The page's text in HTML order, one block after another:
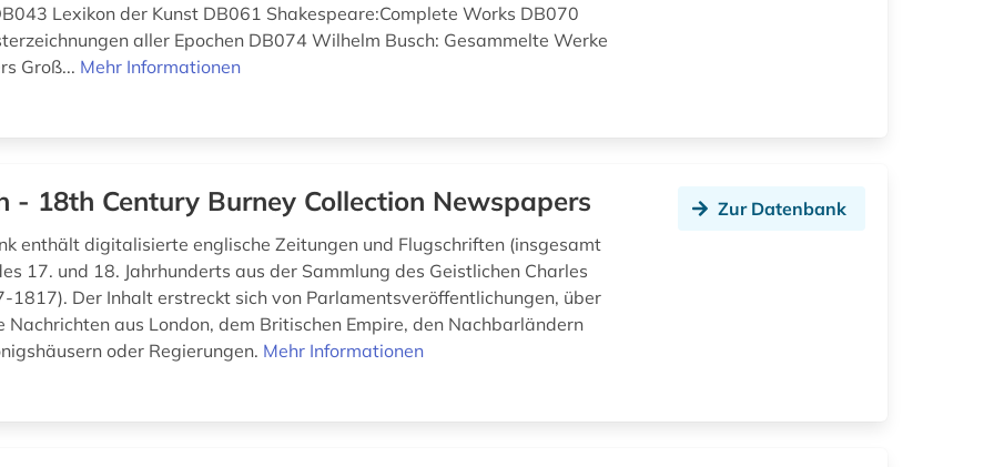
Lexikon der Kunst DB061 Shakespeare:Complete Works DB070
aller Epochen DB074 Wilhelm Busch: Gesammelte Werke
Groß... Mehr Informationen
- 18th Century Burney Collection Newspapers
enthält digitalisierte englische Zeitungen und Flugschriften (insgesamt
17. und 18. Jahrhunderts aus der Sammlung des Geistlichen Charles
1817). Der Inhalt erstreckt sich von Parlamentsveröffentlichungen, über
Nachrichten aus London, dem Britischen Empire, den Nachbarländern
oder Regierungen. Mehr Informationen
Zur Datenbank